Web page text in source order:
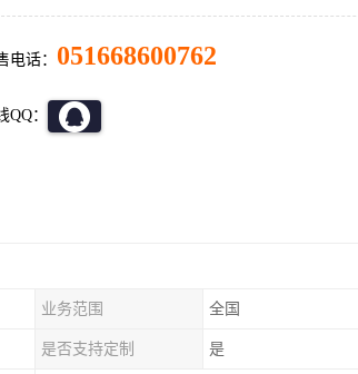
电话： 051668600762
QQ：
业务范围 全国
是否支持定制 是